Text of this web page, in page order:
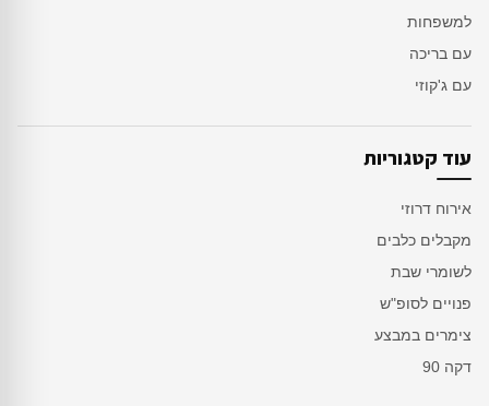
למשפחות
עם בריכה
עם ג'קוזי
עוד קטגוריות
אירוח דרוזי
מקבלים כלבים
לשומרי שבת
פנויים לסופ"ש
צימרים במבצע
דקה 90